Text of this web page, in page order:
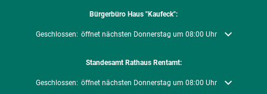
Bürgerbüro Haus "Kaufeck":
Klicken, um weitere Öffnungs- oder Schließzeiten auszublenden
Geschlossen: öffnet nächsten Donnerstag um 08:00 Uhr
Standesamt Rathaus Rentamt:
Klicken, um weitere Öffnungs- oder Schließzeiten auszublenden
Geschlossen: öffnet nächsten Donnerstag um 08:00 Uhr